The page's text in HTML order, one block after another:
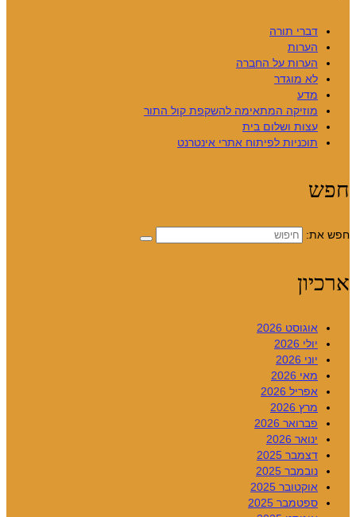
דברי תורה
הערות
הערות על החברה
לא מוגדר
מדע
מוזיקה המתאימה להשקפת קול התור
עצות ושלום בית
תוכניות לפיתוח אתרי אינטרנט
חפש
חפש את:
ארכיון
אוגוסט 2026
יולי 2026
יוני 2026
מאי 2026
אפריל 2026
מרץ 2026
פברואר 2026
ינואר 2026
דצמבר 2025
נובמבר 2025
אוקטובר 2025
ספטמבר 2025